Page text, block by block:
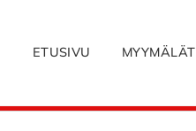
ETUSIVU MYYMÄLÄT